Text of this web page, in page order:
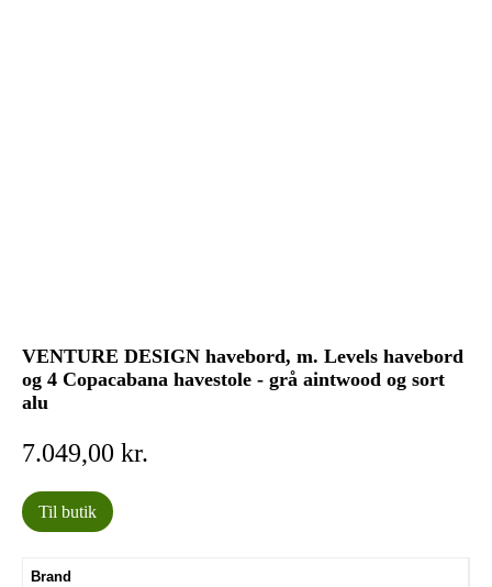
VENTURE DESIGN havebord, m. Levels havebord
og 4 Copacabana havestole - grå aintwood og sort
alu
7.049,00 kr.
Til butik
Brand